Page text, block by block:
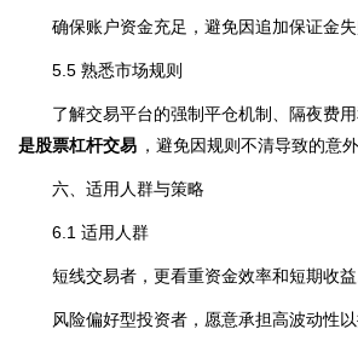
确保账户资金充足，避免因追加保证金失
5.5 熟悉市场规则
了解交易平台的强制平仓机制、隔夜费
是股票杠杆交易 ，避免因规则不清导致的意外
六、适用人群与策略
6.1 适用人群
短线交易者，更看重资金效率和短期收益
风险偏好型投资者，愿意承担高波动性以